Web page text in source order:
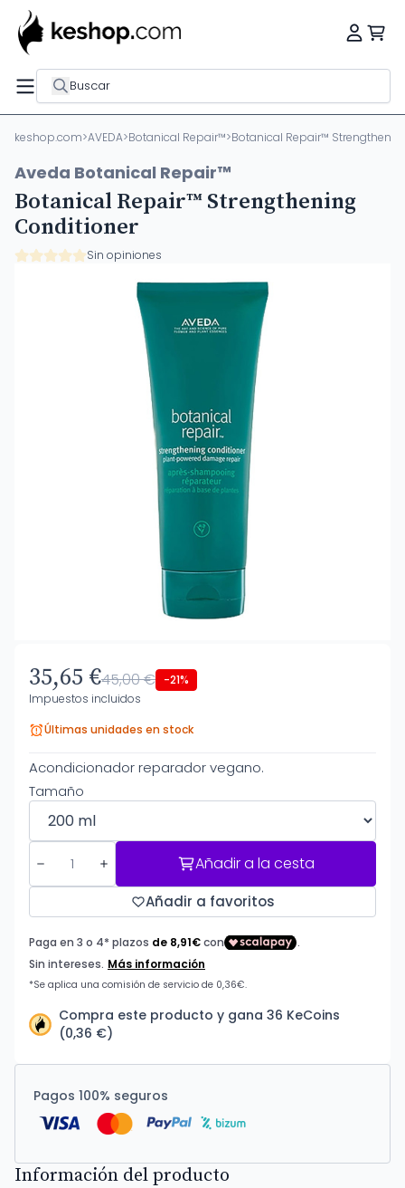
Buscar
keshop.com>AVEDA>Botanical Repair™>Botanical Repair™
Aveda Botanical Repair™
Botanical Repair™ Strengthening
Conditioner
Sin opiniones
35,65 €45,00 € -21%
Impuestos incluidos
Últimas unidades en stock
Acondicionador reparador vegano.
Tamaño
Añadir a la cesta
Añadir a favoritos
Compra este producto y gana 36 KeCoins
(0,36 €)
Pagos 100% seguros
Información del producto